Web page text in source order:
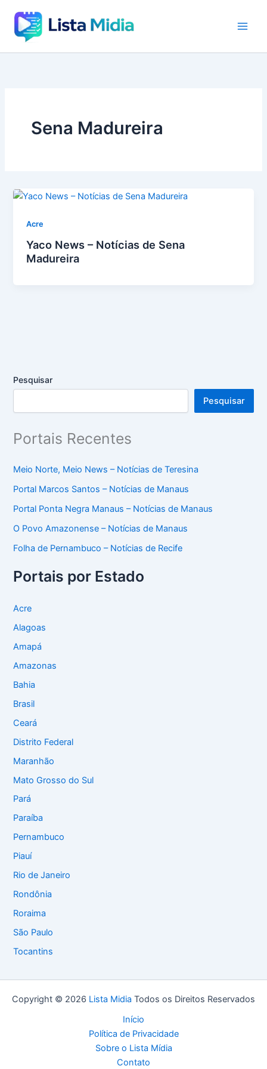
para
Sena Madureira
Acre
Yaco News – Notícias de Sena
Madureira
Pesquisar
Pesquisar
Portais Recentes
Meio Norte, Meio News – Notícias de Teresina
Portal Marcos Santos – Notícias de Manaus
Portal Ponta Negra Manaus – Notícias de Manaus
O Povo Amazonense – Notícias de Manaus
Folha de Pernambuco – Notícias de Recife
Portais por Estado
Acre
Alagoas
Amapá
Amazonas
Bahia
Brasil
Ceará
Distrito Federal
Maranhão
Mato Grosso do Sul
Pará
Paraíba
Pernambuco
Piauí
Rio de Janeiro
Rondônia
Roraima
São Paulo
Tocantins
Copyright © 2026 Lista Midia Todos os Direitos Reservados
Início
Política de Privacidade
Sobre o Lista Mídia
Contato